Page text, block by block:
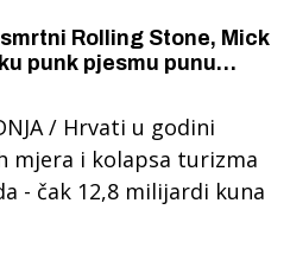
Rolling Stone, Mick
punk pjesmu punu